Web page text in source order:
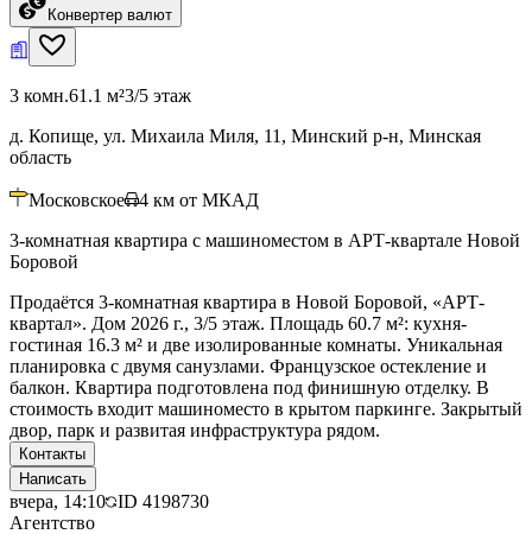
Конвертер валют
3 комн.61.1 м²3/5 этаж
д. Копище, ул. Михаила Миля, 11, Минский р-н, Минская
область
Московское 4 км от МКАД
3-комнатная квартира с машиноместом в АРТ-квартале Новой
Боровой
Продаётся 3-комнатная квартира в Новой Боровой, «АРТ-
квартал». Дом 2026 г., 3/5 этаж. Площадь 60.7 м²: кухня-
гостиная 16.3 м² и две изолированные комнаты. Уникальная
планировка с двумя санузлами. Французское остекление и
балкон. Квартира подготовлена под финишную отделку. В
стоимость входит машиноместо в крытом паркинге. Закрытый
двор, парк и развитая инфраструктура рядом.
Контакты
Написать
вчера, 14:10 ID 4198730
Агентство